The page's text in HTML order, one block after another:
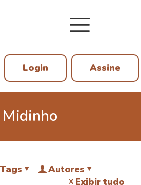
Login Assine
Midinho
Tags
Autores
Exibir tudo